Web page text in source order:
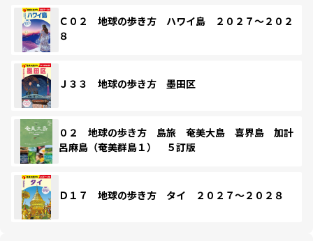
Ｃ０２ 地球の歩き方 ハワイ島 ２０２７～２０２
８
Ｊ３３ 地球の歩き方 墨田区
０２ 地球の歩き方 島旅 奄美大島 喜界島 加計
呂麻島（奄美群島１） ５訂版
Ｄ１７ 地球の歩き方 タイ ２０２７～２０２８